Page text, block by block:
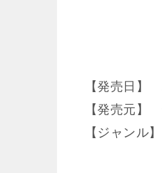
【発売日】
【発売元】
【ジャンル